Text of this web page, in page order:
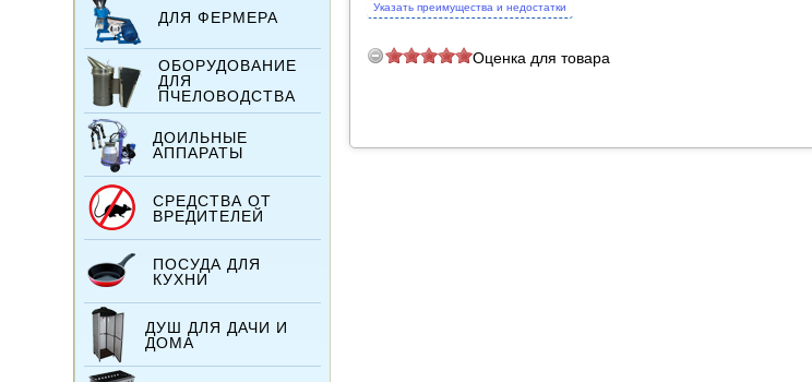
ДЛЯ ФЕРМЕРА
ОБОРУДОВАНИЕ
ДЛЯ
ПЧЕЛОВОДСТВА
ДОИЛЬНЫЕ
АППАРАТЫ
СРЕДСТВА ОТ
ВРЕДИТЕЛЕЙ
ПОСУДА ДЛЯ
КУХНИ
ДУШ ДЛЯ ДАЧИ И
ДОМА
Указать преимущества и недостатки
Оценка для товара